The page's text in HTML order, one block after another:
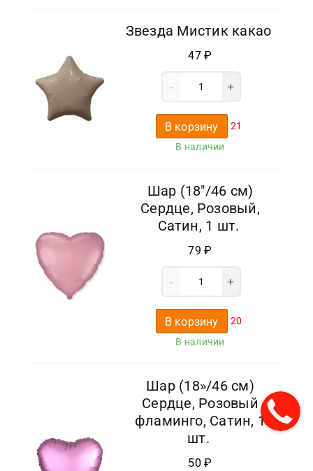
Звезда Мистик какао
47 ₽
В корзину
21
В наличии
Шар (18″/46 см)
Сердце, Розовый,
Сатин, 1 шт.
79 ₽
В корзину
20
В наличии
Шар (18»/46 см)
Сердце, Розовый
фламинго, Сатин, 1
шт.
50 ₽